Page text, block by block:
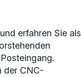
erfahren Sie als
der CNC-